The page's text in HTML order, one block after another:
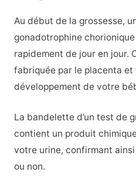
Au début de la grossesse,
gonadotrophine
rapidement de jour en jour.
fabriquée par le placenta et
développement de votre
La bandelette d’un test de
contient un produit
votre urine, confirmant
ou non.